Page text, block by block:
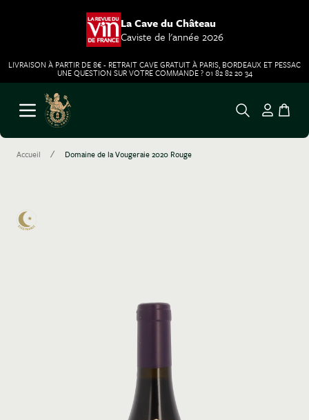
La Cave du Château
Caviste de l'année 2026
LIVRAISON À PARTIR DE 8€ - RETRAIT CAVE GRATUIT À PARIS, BORDEAUX ET PESSAC
UNE QUESTION SUR VOTRE COMMANDE ? 01 82 82 20 34
Aller au contenu
Ouvrir le menu
Accueil / Domaine de la Vougeraie 2020 Rouge